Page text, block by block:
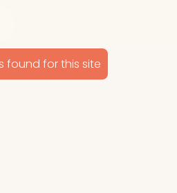
found for this site